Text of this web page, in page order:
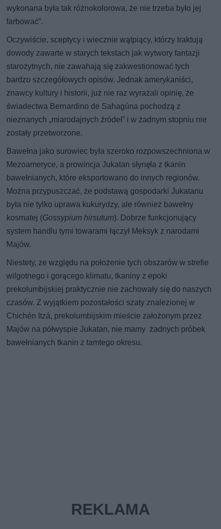
wykonana była tak różnokolorowa, że nie trzeba było jej
farbować”.
Oczywiście, sceptycy i wiecznie wątpiący, którzy traktują
dowody zawarte w starych tekstach jak wytwory fantazji
starożytnych, nie zawahają się zakwestionować tych
bardzo szczegółowych opisów. Jednak amerykaniści,
znawcy kultury i historii, już nie raz wyrażali opinię, że
świadectwa Bernardino de Sahagúna pochodzą z
nieznanych „miarodajnych źródeł” i w żadnym stopniu nie
zostały przetworzone.
Bawełna jako surowiec była szeroko rozpowszechniona w
Mezoameryce, a prowincja Jukatan słynęła z tkanin
bawełnianych, które eksportowano do innych regionów.
Można przypuszczać, że podstawą gospodarki Jukatanu
była nie tylko uprawa kukurydzy, ale również bawełny
kosmatej (Gossypium hirsutum). Dobrze funkcjonujący
system handlu tymi towarami łączył Meksyk z narodami
Majów.
Niestety, ze względu na położenie tych obszarów w strefie
wilgotnego i gorącego klimatu, tkaniny z epoki
prekolumbijskiej praktycznie nie zachowały się do naszych
czasów. Z wyjątkiem pozostałości szaty znalezionej w
Chichén Itzá, prekolumbijskim mieście założonym przez
Majów na półwyspie Jukatan, nie mamy żadnych próbek
bawełnianych tkanin z tamtego okresu.